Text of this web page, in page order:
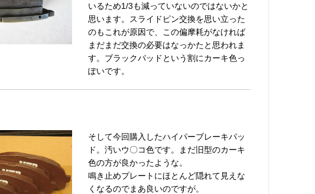
いるため1/3も減っていないのではないかと
思います。スライドピン交換を思い立った
のもこれが原因で、この偏摩耗がなければ
まだまだ交換の必要はなっかたと思われま
す。ブラックパッドという割にカーキ色っ
ぽいです。
そして今回購入したハイパーブレーキパッ
ド。汚いウ〇コ色です。まだ旧型のカーキ
色の方が良かったような。
鳴き止めプレートにほとんど隠れて見えな
くなるのでまあ良いのですが。